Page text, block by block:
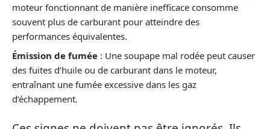
moteur fonctionnant de manière inefficace consomme
souvent plus de carburant pour atteindre des
performances équivalentes.
Émission de fumée : Une soupape mal rodée peut causer
des fuites d’huile ou de carburant dans le moteur,
entraînant une fumée excessive dans les gaz
d’échappement.